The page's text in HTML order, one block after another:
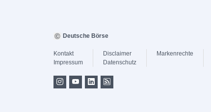
Deutsche Börse
Kontakt
Impressum
Disclaimer
Datenschutz
Markenrechte